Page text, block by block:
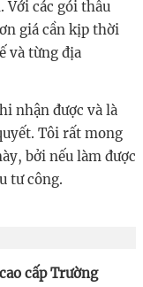
Với các gói thầu
giá cần kịp thời
và từng địa
nhận được và là
Tôi rất mong
bởi nếu làm được
tư công.
cấp Trường